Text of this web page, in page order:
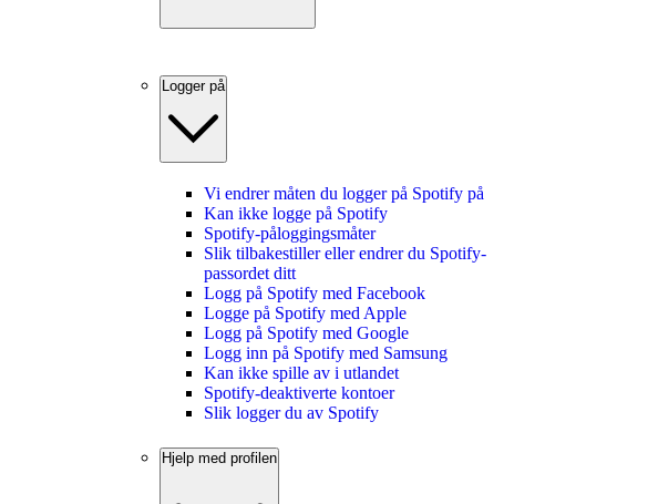
Logger på
Vi endrer måten du logger på Spotify på
Kan ikke logge på Spotify
Spotify-påloggingsmåter
Slik tilbakestiller eller endrer du Spotify-
passordet ditt
Logg på Spotify med Facebook
Logge på Spotify med Apple
Logg på Spotify med Google
Logg inn på Spotify med Samsung
Kan ikke spille av i utlandet
Spotify-deaktiverte kontoer
Slik logger du av Spotify
Hjelp med profilen